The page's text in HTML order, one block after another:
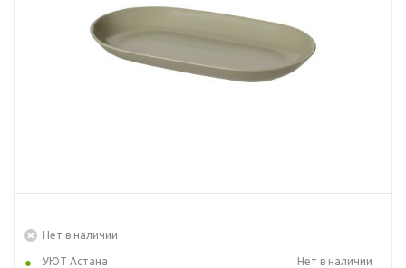
Нет в наличии
УЮТ Астана
Нет в наличии